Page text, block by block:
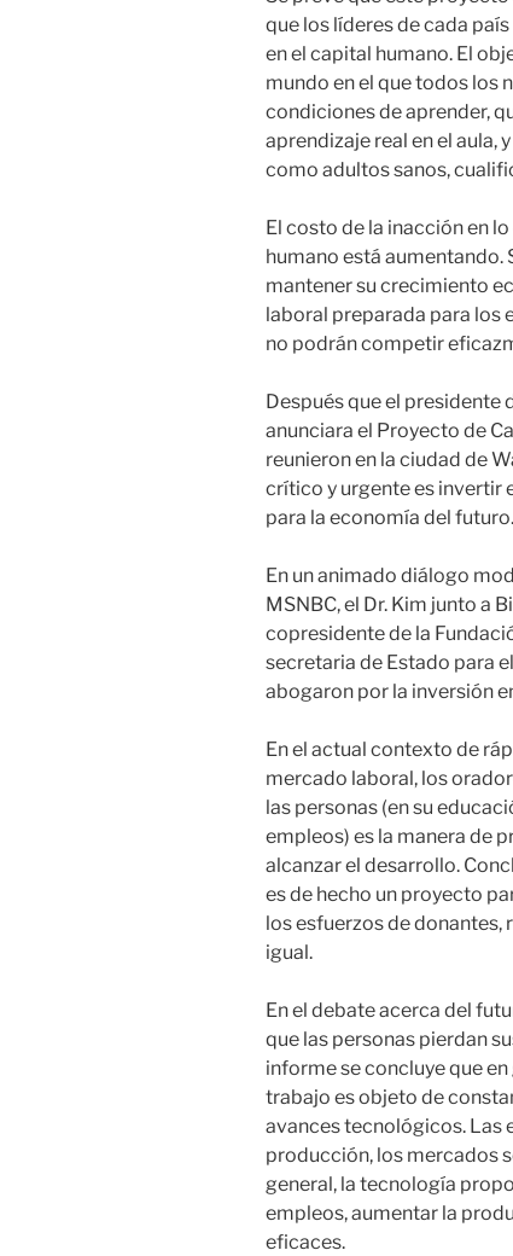
que los líderes de cada
en el capital humano. El
mundo en el que todos los
condiciones de aprender,
aprendizaje real en el aula,
como adultos sanos,
El costo de la inacción en
humano está aumentando.
mantener su crecimiento
laboral preparada para los
no podrán competir
Después que el presidente
anunciara el Proyecto de
reunieron en la ciudad de
crítico y urgente es invertir
para la economía del futuro.
En un animado diálogo
MSNBC, el Dr. Kim junto a
copresidente de la
secretaria de Estado para
abogaron por la inversión
En el actual contexto de
mercado laboral, los
las personas (en su
empleos) es la manera de
alcanzar el desarrollo.
es de hecho un proyecto
los esfuerzos de
igual.
En el debate acerca del
que las personas pierdan
informe se concluye que
trabajo es objeto de
avances tecnológicos. Las
producción, los mercados
general, la tecnología
empleos, aumentar la
eficaces.